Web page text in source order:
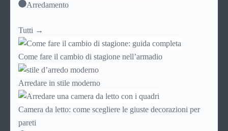
Arredamento
Tutti →
Come fare il cambio di stagione nell’armadio
Arredare in stile moderno
Camera da letto: come scegliere le giuste decorazioni per
pareti